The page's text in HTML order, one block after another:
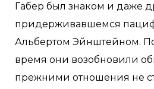
Габер был знаком и даже
придерживавшемся
Альбертом Эйнштейном.
время они возобновили
прежними отношения не